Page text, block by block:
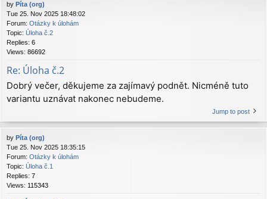
by Píta (org)
Tue 25. Nov 2025 18:48:02
Forum: Otázky k úlohám
Topic: Úloha č.2
Replies: 6
Views: 86692
Re: Úloha č.2
Dobrý večer, děkujeme za zajímavý podnět. Nicméně tuto
variantu uznávat nakonec nebudeme.
Jump to post
by Píta (org)
Tue 25. Nov 2025 18:35:15
Forum: Otázky k úlohám
Topic: Úloha č.1
Replies: 7
Views: 115343